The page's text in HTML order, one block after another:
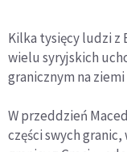
Kilka tysięcy ludzi z
wielu syryjskich
granicznym na
W przeddzień
części swych